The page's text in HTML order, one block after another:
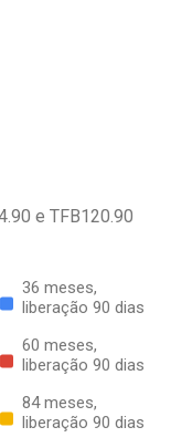
e TFB120.90
36 meses,
liberação 90 dias
60 meses,
liberação 90 dias
84 meses,
liberação 90 dias